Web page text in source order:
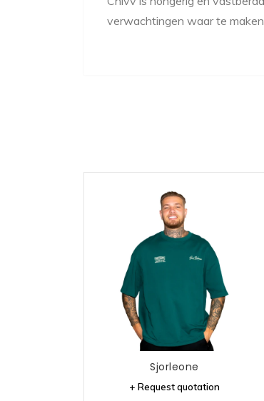
verwachtingen waar te
Sjorleone
+ Request quotation